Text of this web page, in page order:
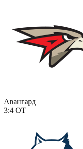
Авангард
3:4 ОТ